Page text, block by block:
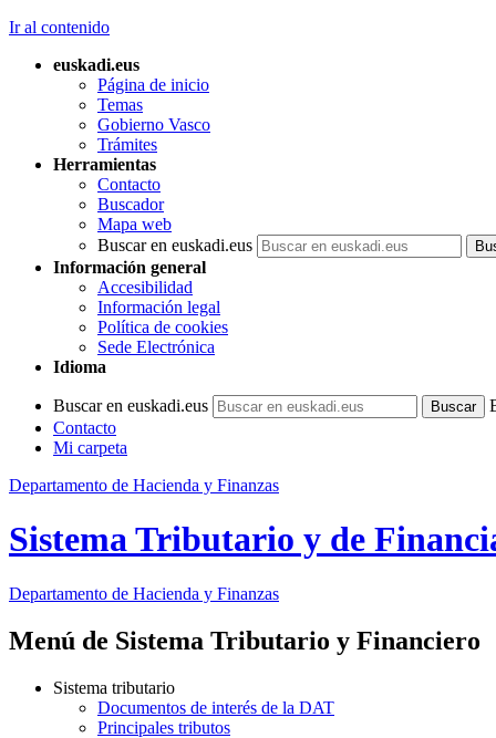
Ir al contenido
euskadi.eus
Página de inicio
Temas
Gobierno Vasco
Trámites
Herramientas
Contacto
Buscador
Mapa web
Buscar en euskadi.eus
Información general
Accesibilidad
Información legal
Política de cookies
Sede Electrónica
Idioma
Buscar en euskadi.eus
Contacto
Mi carpeta
Departamento de Hacienda y Finanzas
Sistema Tributario y de
Departamento de Hacienda y Finanzas
Menú de Sistema Tributario y Financiero
Sistema tributario
Documentos de interés de la DAT
Principales tributos